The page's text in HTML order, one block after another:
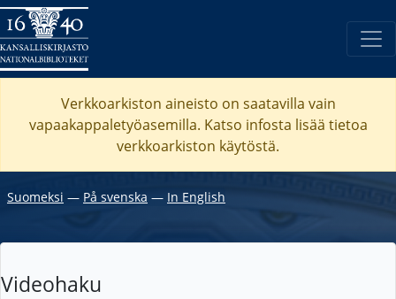
Verkkoarkiston aineisto on saatavilla vain
vapaakappaletyöasemilla. Katso infosta lisää tietoa
verkkoarkiston käytöstä.
Suomeksi ― På svenska ― In English
Videohaku